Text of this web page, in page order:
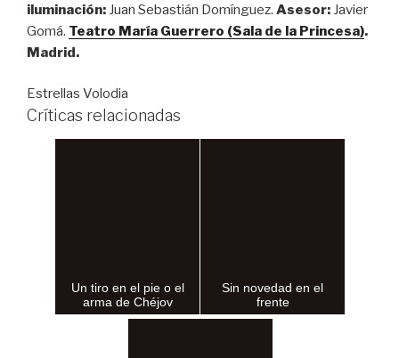
iluminación: Juan Sebastián Domínguez. Asesor: Javier
Gomá. Teatro María Guerrero (Sala de la Princesa).
Madrid.
Estrellas Volodia
Críticas relacionadas
Un tiro en el pie o el
arma de Chéjov
Sin novedad en el
frente